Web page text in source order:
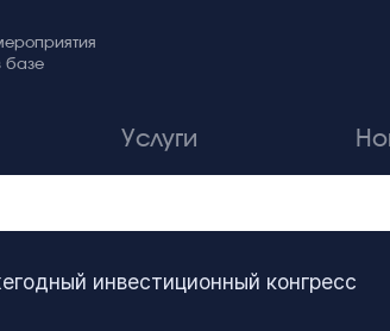
базе
Услуги
инвестиционный конгресс